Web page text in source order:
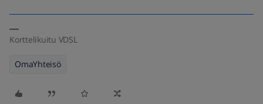
Korttelikuitu VDSL
OmaYhteisö